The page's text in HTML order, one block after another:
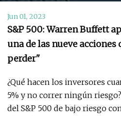
Jun 01, 2023
S&P 500: Warren Buffett
una de las nueve acciones
perder"
¿Qué hacen los inversores
5% y no correr ningún
del S&P 500 de bajo riesgo